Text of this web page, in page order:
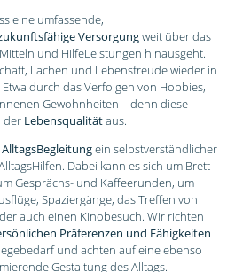
eine umfassende,
Versorgungweit über das
und HilfeLeistungen hinausgeht.
Lachen und Lebensfreude wieder in
durch das Verfolgen von Hobbies,
Gewohnheiten – denn diese
der Lebensqualitätaus.
ein selbstverständlicher
Dabei kann es sich um Brett-
Gesprächs- und Kaffeerunden, um
Spaziergänge, das Treffen von
auch einen Kinobesuch. Wir richten
Präferenzen und Fähigkeiten
und achten auf eine ebenso
Gestaltung des Alltags.